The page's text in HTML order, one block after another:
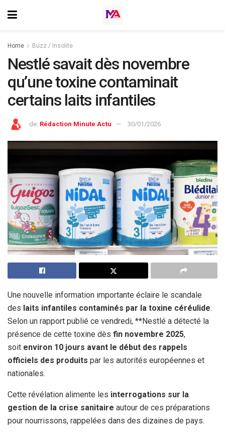
Home Buzz / Insolite
Nestlé savait dès novembre
qu’une toxine contaminait
certains laits infantiles
de: Rédaction Minute Actu 30/01/2026
Une nouvelle information importante éclaire le scandale
des laits infantiles contaminés par la toxine céréulide.
Selon un rapport publié ce vendredi, **Nestlé a détecté la
présence de cette toxine dès fin novembre 2025,
soit environ 10 jours avant le début des rappels
officiels des produits par les autorités européennes et
nationales.
Cette révélation alimente les interrogations sur la
gestion de la crise sanitaire autour de ces préparations
pour nourrissons, rappelées dans des dizaines de pays.